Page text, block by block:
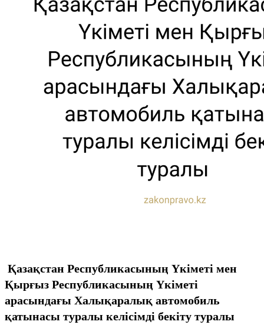
Қазақстан Республикасының Үкіметі мен
Қырғыз Республикасының Yкiметi
арасындағы Халықаралық автомобиль
қатынасы туралы келiсiмдi бекіту туралы